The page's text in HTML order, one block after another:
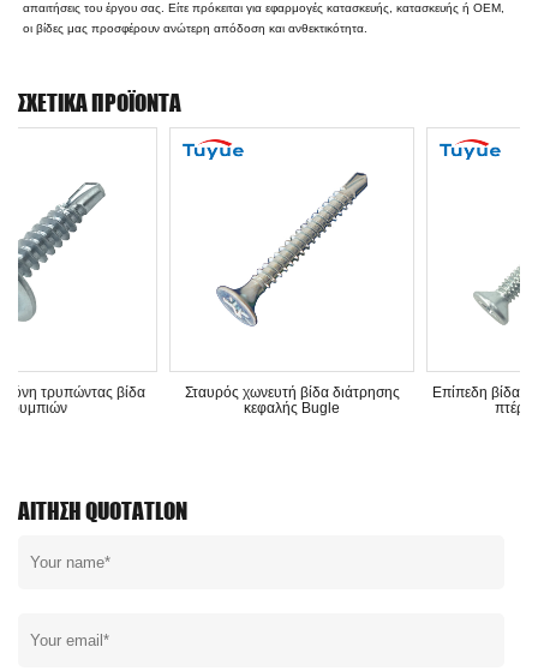
απαιτήσεις του έργου σας. Είτε πρόκειται για εφαρμογές κατασκευής, κατασκευής ή OEM,
οι βίδες μας προσφέρουν ανώτερη απόδοση και ανθεκτικότητα.
ΣΧΕΤΙΚΆ ΠΡΟΪΌΝΤΑ
Σταυρός χωνευτή βίδα διάτρησης
Επίπεδη βίδα διάτρησης κεφαλής
ΑΊΤΗΣΗ QUOTATLON